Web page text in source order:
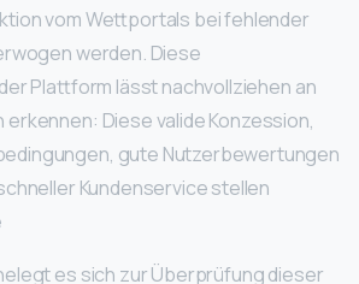
vom Wettportals bei fehlender
werden. Diese
Plattform lässt nachvollziehen an
Diese valide Konzession,
gute Nutzerbewertungen
Kundenservice stellen
es sich zur Überprüfung dieser